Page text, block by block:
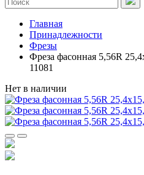
Главная
Принадлежности
Фрезы
Фреза фасонная 5,56R
11081
Нет в наличии